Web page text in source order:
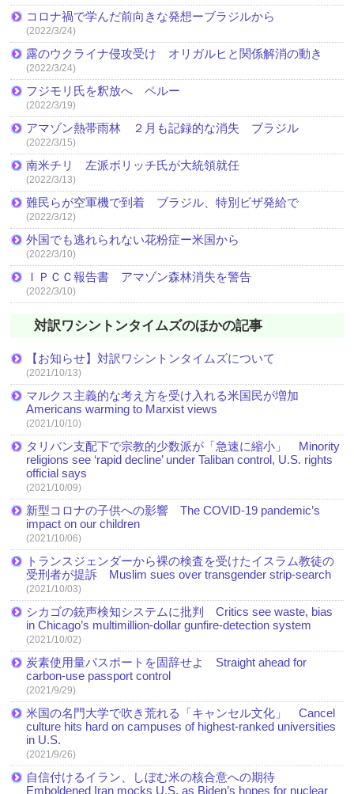
コロナ禍で学んだ前向きな発想ーブラジルから
(2022/3/24)
露のウクライナ侵攻受け オリガルヒと関係解消の動き
(2022/3/24)
フジモリ氏を釈放へ ペルー
(2022/3/19)
アマゾン熱帯雨林 ２月も記録的な消失 ブラジル
(2022/3/15)
南米チリ 左派ボリッチ氏が大統領就任
(2022/3/13)
難民らが空軍機で到着 ブラジル、特別ビザ発給で
(2022/3/12)
外国でも逃れられない花粉症ー米国から
(2022/3/10)
ＩＰＣＣ報告書 アマゾン森林消失を警告
(2022/3/10)
対訳ワシントンタイムズのほかの記事
【お知らせ】対訳ワシントンタイムズについて
(2021/10/13)
マルクス主義的な考え方を受け入れる米国民が増加
Americans warming to Marxist views
(2021/10/10)
タリバン支配下で宗教的少数派が「急速に縮小」 Minority
religions see ‘rapid decline’ under Taliban control, U.S. rights
official says
(2021/10/09)
新型コロナの子供への影響 The COVID-19 pandemic’s
impact on our children
(2021/10/06)
トランスジェンダーから裸の検査を受けたイスラム教徒の
受刑者が提訴 Muslim sues over transgender strip-search
(2021/10/03)
シカゴの銃声検知システムに批判 Critics see waste, bias
in Chicago’s multimillion-dollar gunfire-detection system
(2021/10/02)
炭素使用量パスポートを固辞せよ Straight ahead for
carbon-use passport control
(2021/9/29)
米国の名門大学で吹き荒れる「キャンセル文化」 Cancel
culture hits hard on campuses of highest-ranked universities
in U.S.
(2021/9/26)
自信付けるイラン、しぼむ米の核合意への期待
Emboldened Iran mocks U.S. as Biden’s hopes for nuclear